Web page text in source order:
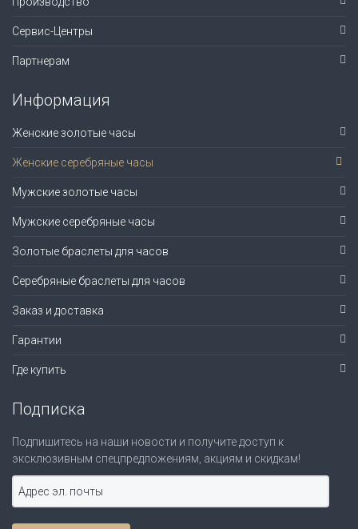
Сервис-Центры
Партнерам
Информация
Женские золотые часы
Женские серебряные часы
Мужские золотые часы
Мужские серебряные часы
Золотые браслеты для часов
Серебряные браслеты для часов
Заказ и доставка
Гарантии
Где купить
Подписка
Подпишитесь на наши новости и получите доступ к
эксклюзивным спецпредложениям, акциям и скидкам!